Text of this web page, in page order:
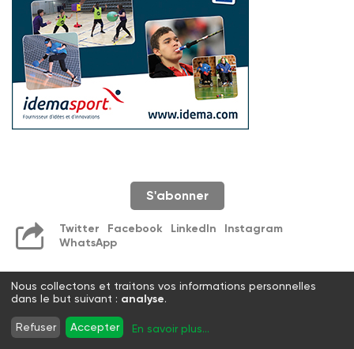
S'abonner
Twitter Facebook LinkedIn
Instagram
WhatsApp
Nous collectons et traitons vos informations personnelles
dans le but suivant : analyse.
Refuser Accepter En savoir plus...